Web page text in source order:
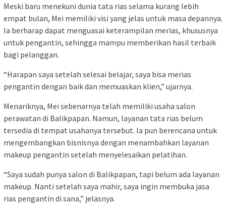
Meski baru menekuni dunia tata rias selama kurang lebih
empat bulan, Mei memiliki visi yang jelas untuk masa depannya.
Ia berharap dapat menguasai keterampilan merias, khususnya
untuk pengantin, sehingga mampu memberikan hasil terbaik
bagi pelanggan.
“Harapan saya setelah selesai belajar, saya bisa merias
pengantin dengan baik dan memuaskan klien,” ujarnya.
Menariknya, Mei sebenarnya telah memiliki usaha salon
perawatan di Balikpapan. Namun, layanan tata rias belum
tersedia di tempat usahanya tersebut. Ia pun berencana untuk
mengembangkan bisnisnya dengan menambahkan layanan
makeup pengantin setelah menyelesaikan pelatihan.
“Saya sudah punya salon di Balikpapan, tapi belum ada layanan
makeup. Nanti setelah saya mahir, saya ingin membuka jasa
rias pengantin di sana,” jelasnya.